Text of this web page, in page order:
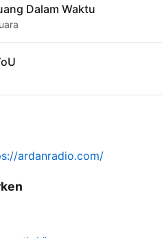
Dalam Waktu
ardanradio.com/